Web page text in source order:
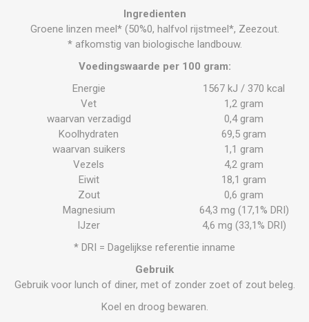
Ingredienten
Groene linzen meel* (50%0, halfvol rijstmeel*, Zeezout.
* afkomstig van biologische landbouw.
Voedingswaarde per 100 gram:
Energie
1567 kJ / 370 kcal
Vet
1,2 gram
waarvan verzadigd
0,4 gram
Koolhydraten
69,5 gram
waarvan suikers
1,1 gram
Vezels
4,2 gram
Eiwit
18,1 gram
Zout
0,6 gram
Magnesium
64,3 mg (17,1% DRI)
IJzer
4,6 mg (33,1% DRI)
* DRI = Dagelijkse referentie inname
Gebruik
Gebruik voor lunch of diner, met of zonder zoet of zout beleg.
Koel en droog bewaren.